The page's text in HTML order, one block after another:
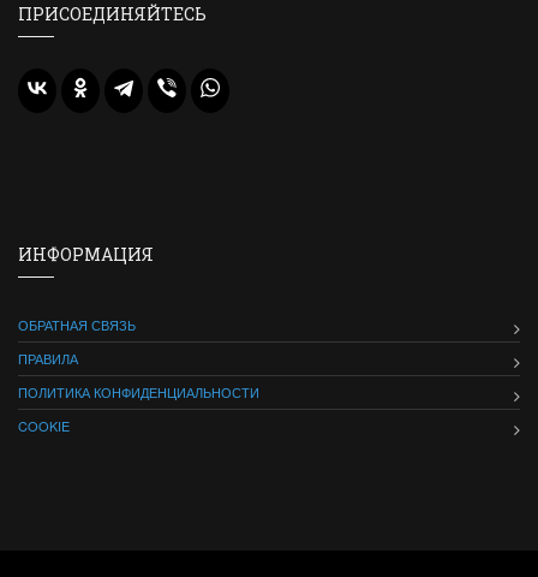
ПРИСОЕДИНЯЙТЕСЬ
ИНФОРМАЦИЯ
ОБРАТНАЯ СВЯЗЬ
ПРАВИЛА
ПОЛИТИКА КОНФИДЕНЦИАЛЬНОСТИ
COOKIE